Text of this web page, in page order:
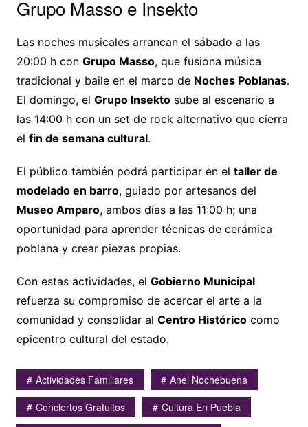
Grupo Masso e Insekto
Las noches musicales arrancan el sábado a las
20:00 h con Grupo Masso, que fusiona música
tradicional y baile en el marco de Noches Poblanas.
El domingo, el Grupo Insektosube al escenario a
las 14:00 h con un set de rock alternativo que cierra
el fin de semana cultural.
El público también podrá participar en el taller de
modelado en barro, guiado por artesanos del
Museo Amparo, ambos días a las 11:00 h; una
oportunidad para aprender técnicas de cerámica
poblana y crear piezas propias.
Con estas actividades, el Gobierno Municipal
refuerza su compromiso de acercar el arte a la
comunidad y consolidar al Centro Históricocomo
epicentro cultural del estado.
Actividades Familiares
Anel Nochebuena
Conciertos Gratuitos
Cultura En Puebla